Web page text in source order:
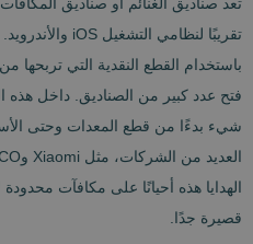
باستخدام القطع النقدية التي تربحها
فتح عدد كبير من الصناديق. داخل هذه
شيء بدءًا من قطع المعدات وحتى
الهدايا هذه أحيانًا على مكافآت
قصيرة جدًا.